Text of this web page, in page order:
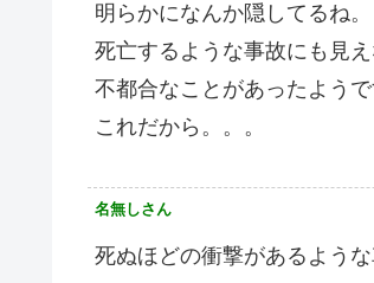
明らかになんか隠してるね。
死亡するような事故にも見え
不都合なことがあったようで
これだから。。。
名無しさん
死ぬほどの衝撃があるよう